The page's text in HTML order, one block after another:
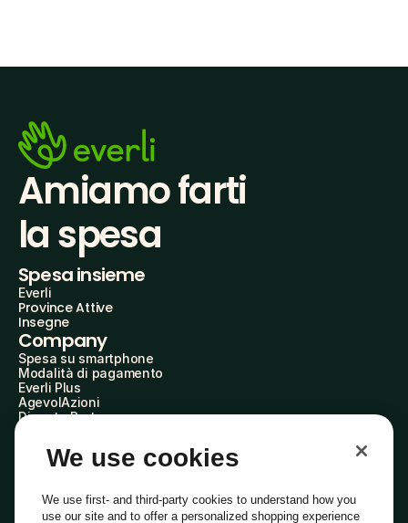
Amiamo farti
la spesa
Spesa insieme
Everli
Province Attive
Insegne
Company
Spesa su smartphone
Modalità di pagamento
Everli Plus
AgevolAzioni
Diventa Partner
Everli Shoppers
About Us
Everli News
Domande frequenti
We use cookies
We use first- and third-party cookies to understand how you
use our site and to offer a personalized shopping experience